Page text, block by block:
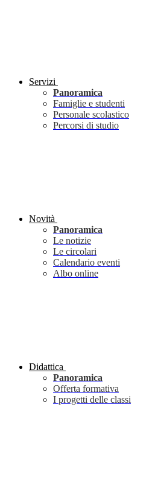
Servizi
Panoramica
Famiglie e studenti
Personale scolastico
Percorsi di studio
Novità
Panoramica
Le notizie
Le circolari
Calendario eventi
Albo online
Didattica
Panoramica
Offerta formativa
I progetti delle classi